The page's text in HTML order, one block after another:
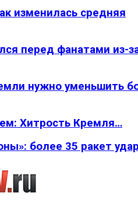
изменилась средняя
перед фанатами из-
нужно уменьшить
Хитрость Кремля…
более 35 ракет